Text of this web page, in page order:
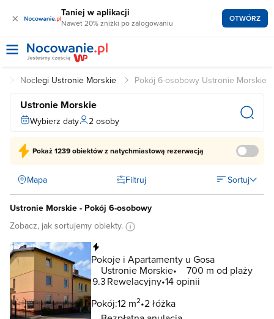
× Taniej w aplikacji
Nawet 20% zniżki po zalogowaniu OTWÓRZ
Noclegi Ustronie Morskie Pokój 6-osobowy Ustronie Morskie
Ustronie Morskie
Wybierz daty 2 osoby
Pokaż1239 obiektówz natychmiastową rezerwacją
Mapa Filtruj Sortuj
Ustronie Morskie - Pokój 6-osobowy
Zobacz, jak sortujemy obiekty.
Pokoje i Apartamenty u Gosa
Ustronie Morskie
700 m od plaży
9.3Rewelacyjny 14 opinii
Pokój:12 m2 2 łóżka